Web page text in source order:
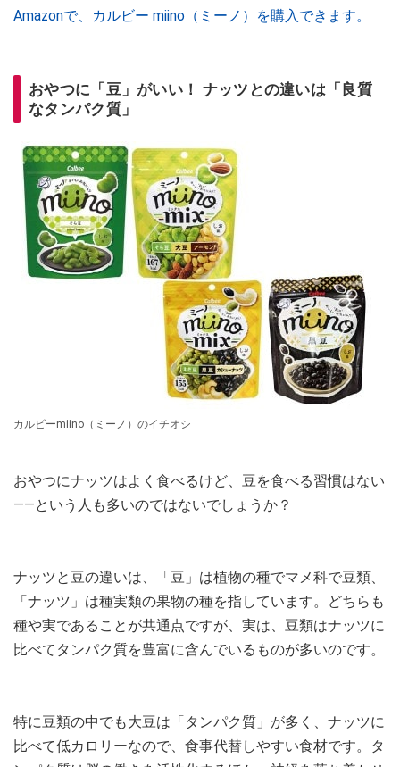
Amazonで、カルビー miino（ミーノ）を購入できます。
おやつに「豆」がいい！ ナッツとの違いは「良質
なタンパク質」
カルビーmiino（ミーノ）のイチオシ
おやつにナッツはよく食べるけど、豆を食べる習慣はない
――という人も多いのではないでしょうか？
ナッツと豆の違いは、「豆」は植物の種でマメ科で豆類、
「ナッツ」は種実類の果物の種を指しています。どちらも
種や実であることが共通点ですが、実は、豆類はナッツに
比べてタンパク質を豊富に含んでいるものが多いのです。
特に豆類の中でも大豆は「タンパク質」が多く、ナッツに
比べて低カロリーなので、食事代替しやすい食材です。タ